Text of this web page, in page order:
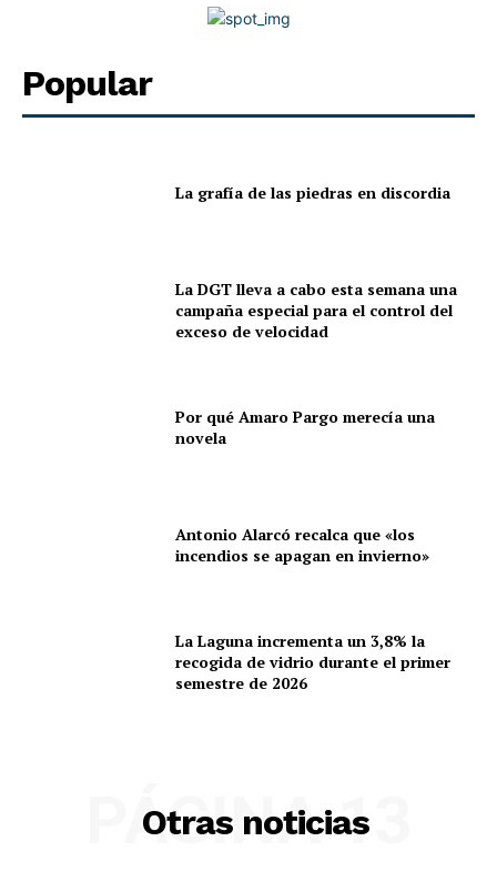
Nos definimos por lo que hacemos y no por lo que
o religiosa. Nuestro único compromiso es con la verdad,
el rigor y el respeto. Apostamos por una cobertura
Popular
La grafía de las piedras en discordia
La DGT lleva a cabo esta semana una
campaña especial para el control del
exceso de velocidad
Por qué Amaro Pargo merecía una
novela
Antonio Alarcó recalca que «los
incendios se apagan en invierno»
La Laguna incrementa un 3,8% la
recogida de vidrio durante el primer
semestre de 2026
Otras noticias
PÁGINA 13